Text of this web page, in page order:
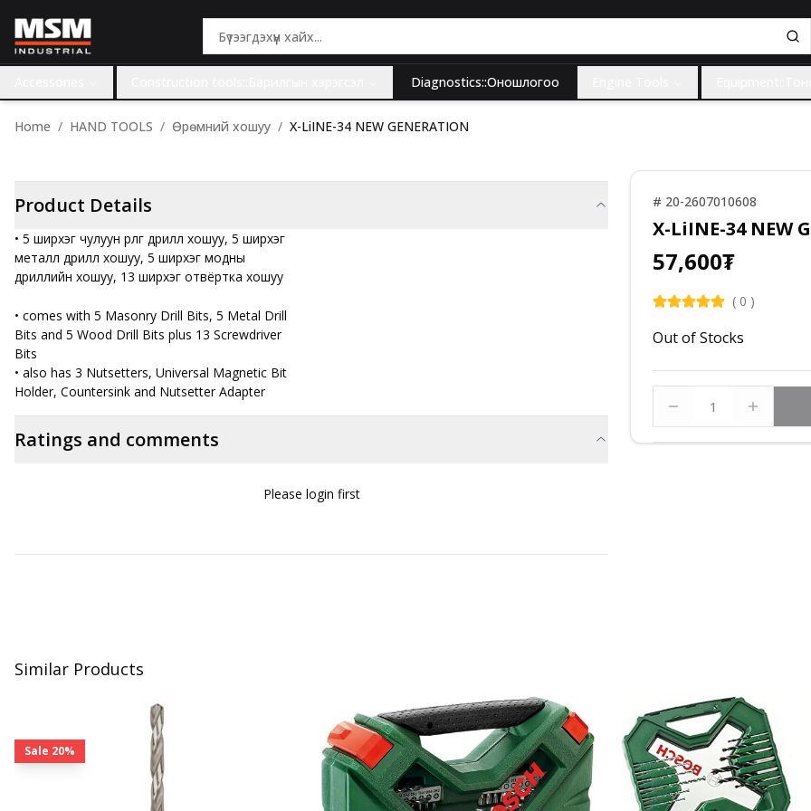
Diagnostics::Оношлогоо
Home HAND TOOLS Өрөмний хошуу X-LiINE-34 NEW GENERATION
# 20-2607010608
X-LiINE-34 NEW
57,600₮
( 0 )
Out of Stocks
Product Details
• 5 ширхэг чулуун өрлөг дрилл хошуу, 5 ширхэг
металл дрилл хошуу, 5 ширхэг модны
дриллийн хошуу, 13 ширхэг отвёртка хошуу
• comes with 5 Masonry Drill Bits, 5 Metal Drill
Bits and 5 Wood Drill Bits plus 13 Screwdriver
Bits
• also has 3 Nutsetters, Universal Magnetic Bit
Holder, Countersink and Nutsetter Adapter
Ratings and comments
Please login first
Similar Products
Sale 20%